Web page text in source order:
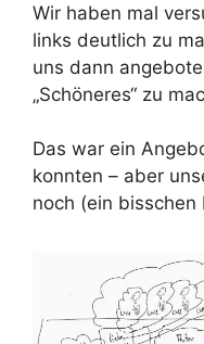
Wir haben mal
links deutlich zu
uns dann
„Schöneres“ zu
Das war ein
konnten – aber
noch (ein bisschen